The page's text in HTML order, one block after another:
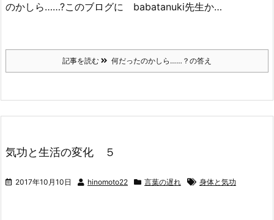
のかしら……?このブログに babatanuki先生か…
記事を読む 何だったのかしら……？の答え
気功と生活の変化 ５
2017年10月10日 hinomoto22 言葉の遅れ 身体と気功